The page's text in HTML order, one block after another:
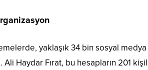
yaklaşık 34 bin sosyal
Haydar Fırat, bu hesapların 201